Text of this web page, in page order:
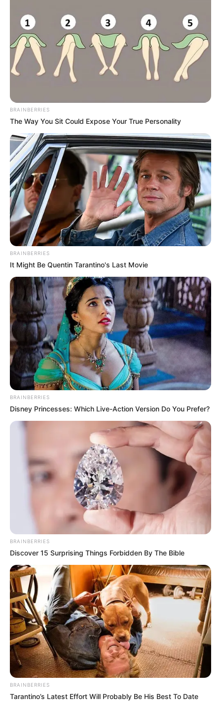
BRAINBERRIES
The Way You Sit Could Expose Your True Personality
BRAINBERRIES
It Might Be Quentin Tarantino's Last Movie
BRAINBERRIES
Disney Princesses: Which Live-Action Version Do You Prefer?
BRAINBERRIES
Discover 15 Surprising Things Forbidden By The Bible
BRAINBERRIES
Tarantino’s Latest Effort Will Probably Be His Best To Date